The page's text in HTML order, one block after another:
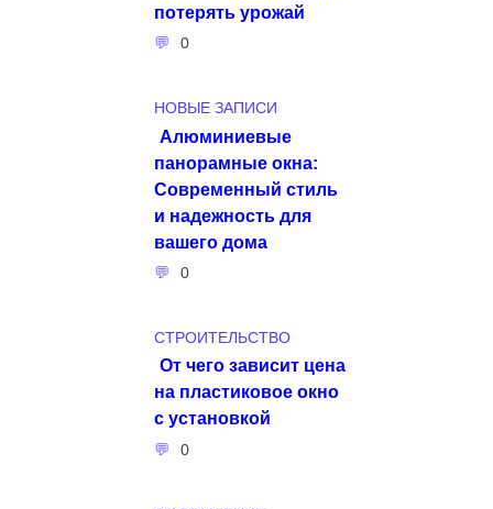
потерять урожай
0
НОВЫЕ ЗАПИСИ
Алюминиевые
панорамные окна:
Современный стиль
и надежность для
вашего дома
0
СТРОИТЕЛЬСТВО
От чего зависит цена
на пластиковое окно
с установкой
0